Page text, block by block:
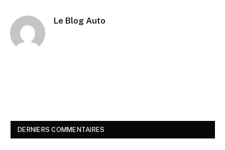
Le Blog Auto
DERNIERS COMMENTAIRES